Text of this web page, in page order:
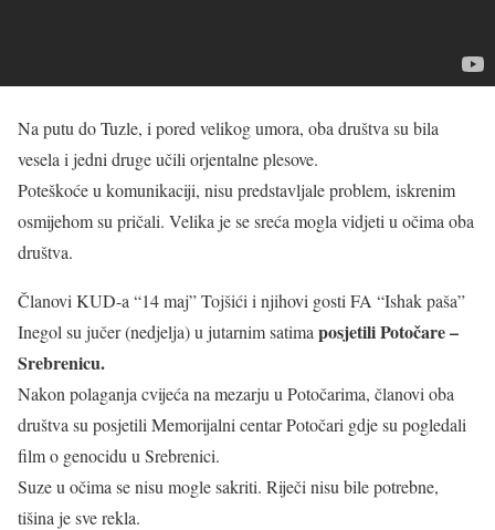
Na putu do Tuzle, i pored velikog umora, oba društva su bila
vesela i jedni druge učili orjentalne plesove.
Poteškoće u komunikaciji, nisu predstavljale problem, iskrenim
osmijehom su pričali. Velika je se sreća mogla vidjeti u očima oba
društva.
Članovi KUD-a “14 maj” Tojšići i njihovi gosti FA “Ishak paša”
Inegol su jučer (nedjelja) u jutarnim satima posjetili Potočare –
Srebrenicu.
Nakon polaganja cvijeća na mezarju u Potočarima, članovi oba
društva su posjetili Memorijalni centar Potočari gdje su pogledali
film o genocidu u Srebrenici.
Suze u očima se nisu mogle sakriti. Riječi nisu bile potrebne,
tišina je sve rekla.